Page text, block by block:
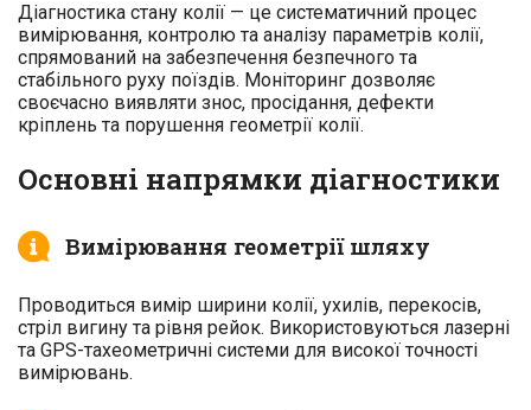
Діагностика стану колії — це систематичний процес
вимірювання, контролю та аналізу параметрів колії,
спрямований на забезпечення безпечного та
стабільного руху поїздів. Моніторинг дозволяє
своєчасно виявляти знос, просідання, дефекти
кріплень та порушення геометрії колії.
Основні напрямки діагностики
Вимірювання геометрії шляху
Проводиться вимір ширини колії, ухилів, перекосів,
стріл вигину та рівня рейок. Використовуються лазерні
та GPS-тахеометричні системи для високої точності
вимірювань.